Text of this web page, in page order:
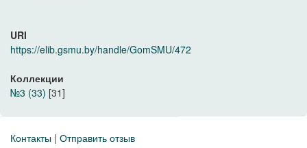
URI
https://elib.gsmu.by/handle/GomSMU/472
Коллекции
№3 (33) [31]
Контакты | Отправить отзыв